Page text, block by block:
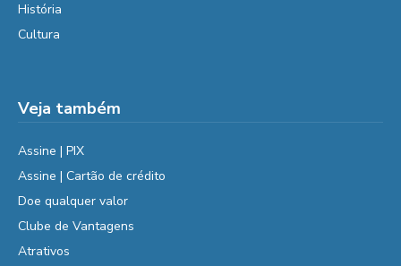
História
Cultura
Veja também
Assine | PIX
Assine | Cartão de crédito
Doe qualquer valor
Clube de Vantagens
Atrativos